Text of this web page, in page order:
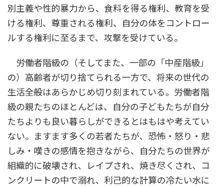
別主義や性的暴力から、食料を得る権利、教育を受
ける権利、尊重される権利、自分の体をコントロー
ルする権利に至るまで、攻撃を受けている。
労働者階級の（そしてまた、一部の「中産階級」
の）高齢者が切り捨てられる一方で、将来の世代の
生活全般はあらかじめ切り刻まれている。労働者階
級の親たちのほとんどは、自分の子どもたちが自分
たちよりも良い暮らしができるとはもはや考えてい
ない。ますます多くの若者たちが、恐怖・怒り・悲
しみ・嘆きの感情を抱きながら、自分たちの世界が
組織的に破壊され、レイプされ、焼き尽くされ、コ
ンクリートの中で溺れ、利己的な計算の冷たい水に